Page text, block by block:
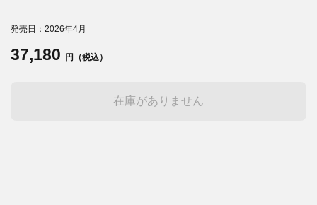
発売日：2026年4月
37,180 円（税込）
在庫がありません